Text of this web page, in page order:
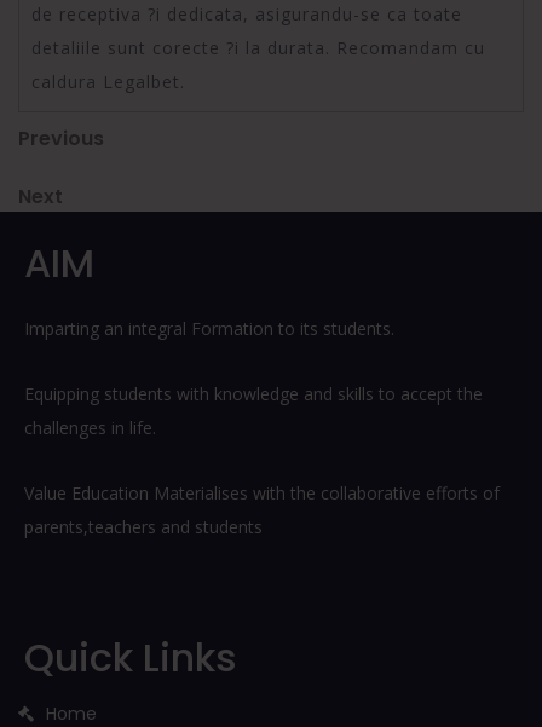
de receptiva ?i dedicata, asigurandu-se ca toate
detaliile sunt corecte ?i la durata. Recomandam cu
caldura Legalbet.
Post
navigation
Previous
Previous
Next
Next
AIM
Imparting an integral Formation to its students.
Equipping students with knowledge and skills to accept the
challenges in life.
Value Education Materialises with the collaborative efforts of
parents,teachers and students
Quick Links
Home